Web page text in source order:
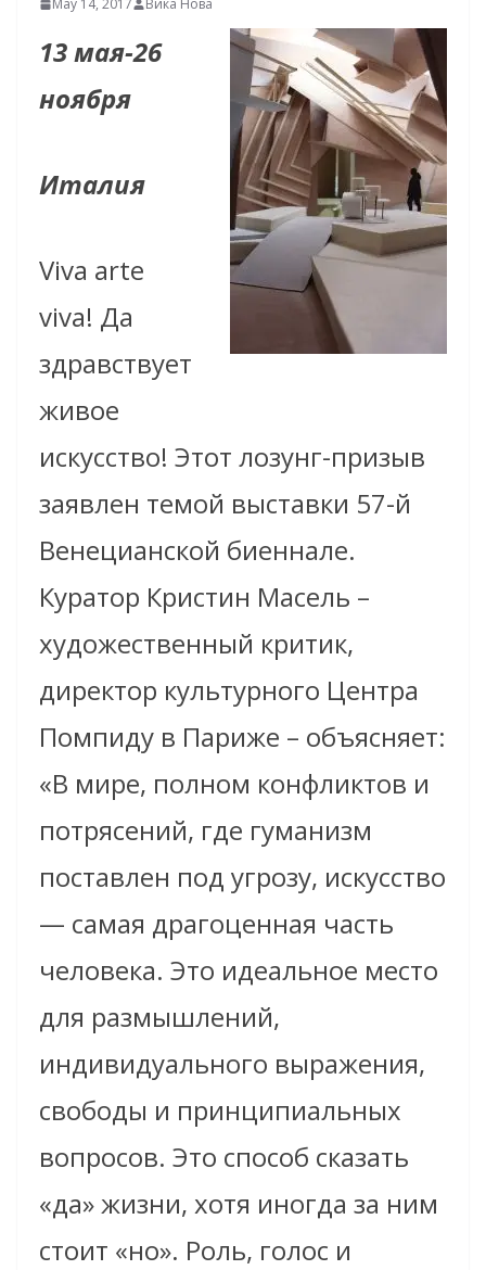
May 14, 2017 Вика Нова
13 мая-26
ноября
Италия
Viva arte
viva! Да
здравствует
живое
искусство! Этот лозунг-призыв
заявлен темой выставки 57-й
Венецианской биеннале.
Куратор Кристин Масель –
художественный критик,
директор культурного Центра
Помпиду в Париже – объясняет:
«В мире, полном конфликтов и
потрясений, где гуманизм
поставлен под угрозу, искусство
— самая драгоценная часть
человека. Это идеальное место
для размышлений,
индивидуального выражения,
свободы и принципиальных
вопросов. Это способ сказать
«да» жизни, хотя иногда за ним
стоит «но». Роль, голос и